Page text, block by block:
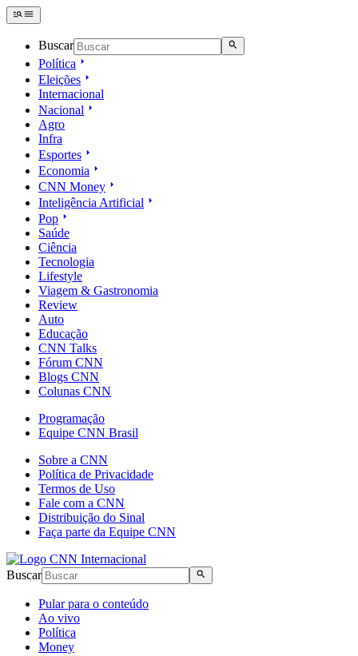
Buscar
Política
Eleições
Internacional
Nacional
Agro
Infra
Esportes
Economia
CNN Money
Inteligência Artificial
Pop
Saúde
Ciência
Tecnologia
Lifestyle
Viagem & Gastronomia
Review
Auto
Educação
CNN Talks
Fórum CNN
Blogs CNN
Colunas CNN
Programação
Equipe CNN Brasil
Sobre a CNN
Política de Privacidade
Termos de Uso
Fale com a CNN
Distribuição do Sinal
Faça parte da Equipe CNN
Buscar
Pular para o conteúdo
Ao vivo
Política
Money